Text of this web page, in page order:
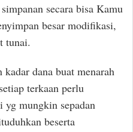
secara bisa Kamu
besar modifikasi,
tunai.
dana buat menarah
terkaan perlu
mungkin sepadan
beserta